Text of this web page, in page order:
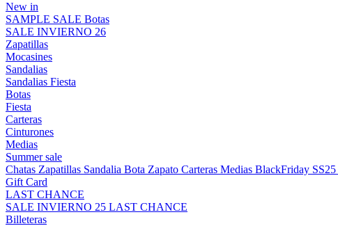
New in
SAMPLE SALE Botas
SALE INVIERNO 26
Zapatillas
Mocasines
Sandalias
Sandalias Fiesta
Botas
Fiesta
Carteras
Cinturones
Medias
Summer sale
Chatas Zapatillas Sandalia Bota Zapato Carteras Medias BlackFriday SS25
Gift Card
LAST CHANCE
SALE INVIERNO 25 LAST CHANCE
Billeteras